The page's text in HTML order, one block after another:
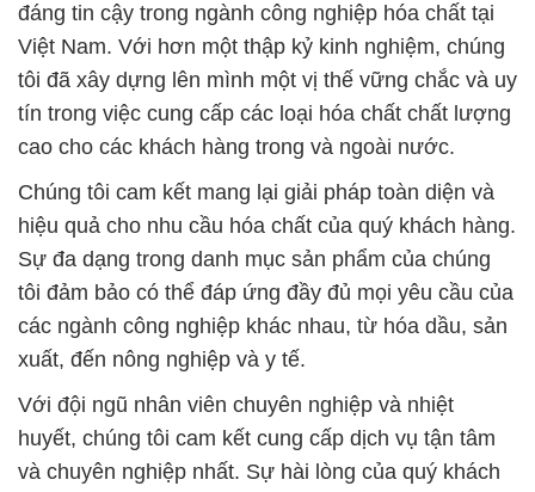
đáng tin cậy trong ngành công nghiệp hóa chất tại
Việt Nam. Với hơn một thập kỷ kinh nghiệm, chúng
tôi đã xây dựng lên mình một vị thế vững chắc và uy
tín trong việc cung cấp các loại hóa chất chất lượng
cao cho các khách hàng trong và ngoài nước.
Chúng tôi cam kết mang lại giải pháp toàn diện và
hiệu quả cho nhu cầu hóa chất của quý khách hàng.
Sự đa dạng trong danh mục sản phẩm của chúng
tôi đảm bảo có thể đáp ứng đầy đủ mọi yêu cầu của
các ngành công nghiệp khác nhau, từ hóa dầu, sản
xuất, đến nông nghiệp và y tế.
Với đội ngũ nhân viên chuyên nghiệp và nhiệt
huyết, chúng tôi cam kết cung cấp dịch vụ tận tâm
và chuyên nghiệp nhất. Sự hài lòng của quý khách